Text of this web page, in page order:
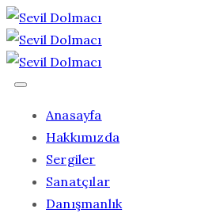
Anasayfa
Hakkımızda
Sergiler
Sanatçılar
Danışmanlık